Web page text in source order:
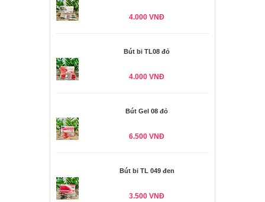
4.000 VNĐ
Bút bi TL08 đỏ
4.000 VNĐ
Bút Gel 08 đỏ
6.500 VNĐ
Bút bi TL 049 đen
3.500 VNĐ